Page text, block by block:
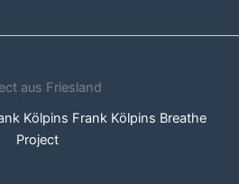
Kölpins Frank Kölpins Breathe
Project